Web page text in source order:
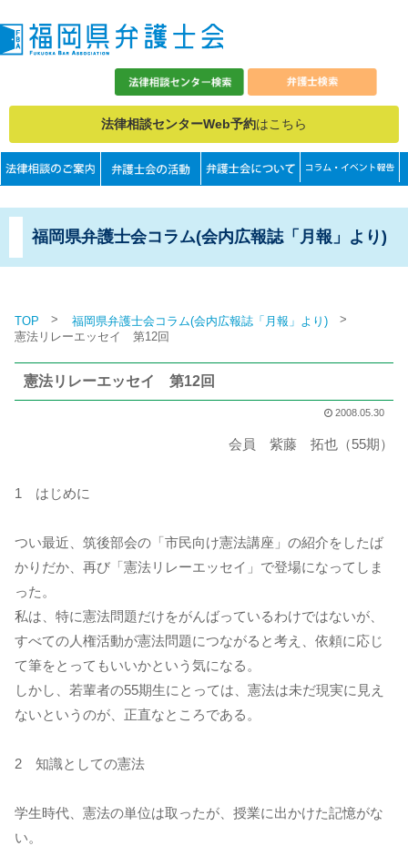
法律相談センターWeb予約はこちら
福岡県弁護士会コラム(会内広報誌「月報」より)
TOP > 福岡県弁護士会コラム(会内広報誌「月報」より) >
憲法リレーエッセイ 第12回
憲法リレーエッセイ 第12回
2008.05.30
会員 紫藤 拓也（55期）
1 はじめに
つい最近、筑後部会の「市民向け憲法講座」の紹介をしたば
かりだか、再び「憲法リレーエッセイ」で登場になってしま
った。
私は、特に憲法問題だけをがんばっているわけではないが、
すべての人権活動が憲法問題につながると考え、依頼に応じ
て筆をとってもいいかという気になる。
しかし、若輩者の55期生にとっては、憲法は未だ現実に見え
ないというのが、正直なところである。
2 知識としての憲法
学生時代、憲法の単位は取ったが、授業に出かけた記憶がな
い。